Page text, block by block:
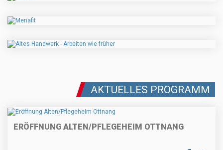
AKTUELLES PROGRAMM
ERÖFFNUNG ALTEN/PFLEGEHEIM OTTNANG